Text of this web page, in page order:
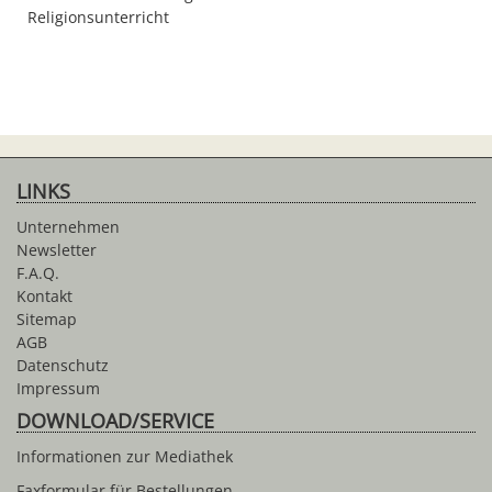
Religionsunterricht
LINKS
Unternehmen
Newsletter
F.A.Q.
Kontakt
Sitemap
AGB
Datenschutz
Impressum
DOWNLOAD/SERVICE
Informationen zur Mediathek